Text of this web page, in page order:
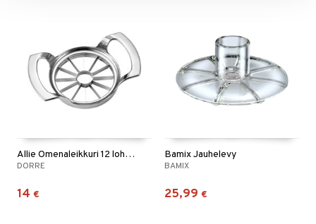
Allie Omenaleikkuri 12 lohkoa
DORRE
14 €
Bamix Jauhelevy
BAMIX
25,99 €